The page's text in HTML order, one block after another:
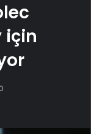
için